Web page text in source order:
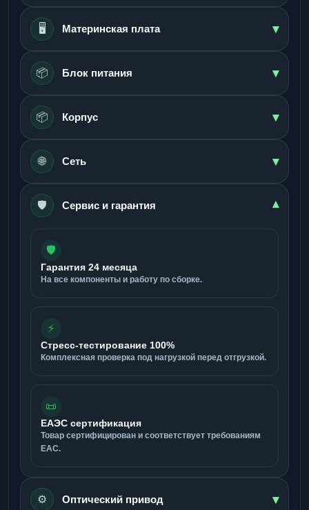
🖥️ Материнская плата ▾
📦 Блок питания ▾
📦 Корпус ▾
🌐 Сеть ▾
🛡️ Сервис и гарантия ▾
🛡️
Гарантия 24 месяца
На все компоненты и работу по сборке.
⚡
Стресс-тестирование 100%
Комплексная проверка под нагрузкой перед отгрузкой.
📜
ЕАЭС сертификация
Товар сертифицирован и соответствует требованиям
ЕАС.
⚙️ Оптический привод ▾